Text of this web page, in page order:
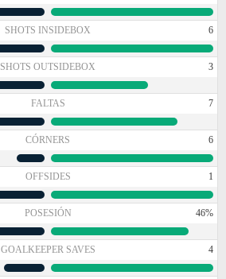
SHOTS INSIDEBOX 6
SHOTS OUTSIDEBOX 3
FALTAS 7
CÓRNERS 6
OFFSIDES 1
POSESIÓN 46%
GOALKEEPER SAVES 4